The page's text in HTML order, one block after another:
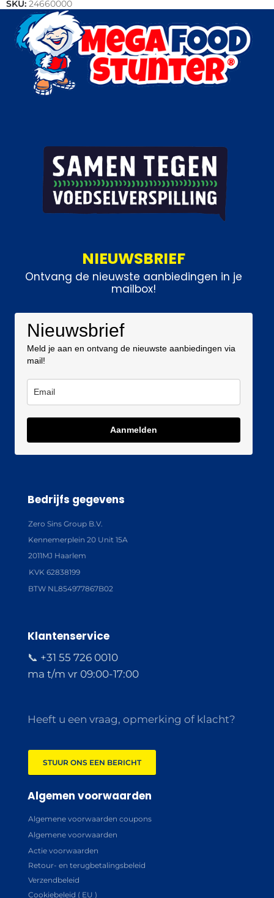
SKU: 24660000
Categorie: Bakkerij
NIEUWSBRIEF
Ontvang de nieuwste aanbiedingen in je
mailbox!
Nieuwsbrief
Meld je aan en ontvang de nieuwste aanbiedingen via
mail!
Aanmelden
Bedrijfs gegevens
Zero Sins Group B.V.
Kennemerplein 20 Unit 15A
2011MJ Haarlem
KVK 62838199
BTW NL854977867B02
Klantenservice
📞 +31 55 726 0010
ma t/m vr 09:00-17:00
Heeft u een vraag, opmerking of klacht?
STUUR ONS EEN BERICHT
Algemen voorwaarden
Algemene voorwaarden coupons
Algemene voorwaarden
Actie voorwaarden
Retour- en terugbetalingsbeleid
Verzendbeleid
Cookiebeleid ( EU )